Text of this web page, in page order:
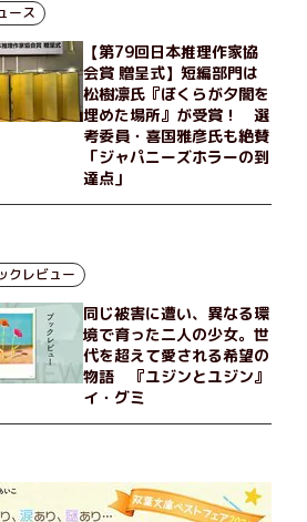
いた。そんな愉里子の前に初めて、恋の
れさせる男が現れた。茶の湯の粋人、
江島だ。だが彼には、ある秘密があっ
の心と身体を偽らない女たちの姿と、
描く。赤裸々にして切実な、セクシュア
ぐる物語。
ース
【第79回日本推理作家協
会賞 贈呈式】短編部門は
松樹凛氏『ぼくらが夕闇を
埋めた場所』が受賞！ 選
考委員・喜国雅彦氏も絶賛
「ジャパニーズホラーの到
達点」
クレビュー
同じ被害に遭い、異なる環
境で育った二人の少女。世
代を超えて愛される希望の
物語 『ユジンとユジン』
イ・グミ